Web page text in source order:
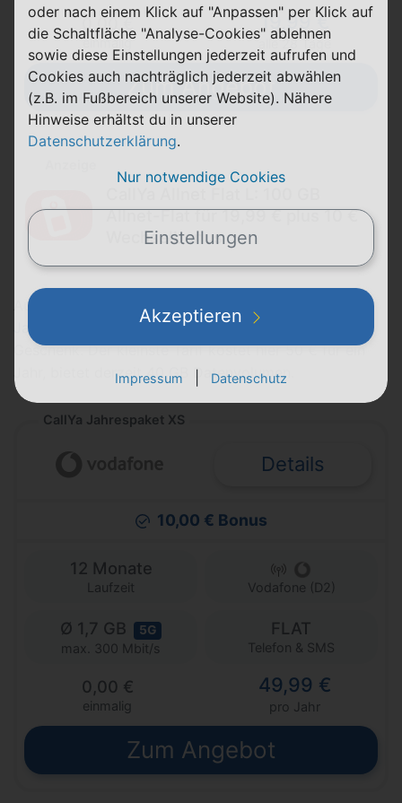
0,00 €
einmalig
19,99 €
alle 28 Tage
Zum Angebot
Allnet-Flat für 19,99 € plus 10 €
Wechselbonus
Außer Konkurrenz: Auch die aufgewerteten
Jahrestarife
profitieren von Vodafones 100-GB-
Geschenk. Der kleinste Tarif kostet hier 50 € für ein
Jahr, bietet derzeit 40 GB Datenvolumen.
CallYa Jahrespaket XS
Details
10,00 € Bonus
12 Monate
Laufzeit Vodafone (D2)
Ø 1,7 GB 5G
max. 300 Mbit/s
FLAT
Telefon & SMS
0,00 €
einmalig
49,99 €
pro Jahr
Zum Angebot
oder nach einem Klick auf "Anpassen" per Klick auf
die Schaltfläche "Analyse-Cookies" ablehnen
sowie diese Einstellungen jederzeit aufrufen und
Cookies auch nachträglich jederzeit abwählen
(z.B. im Fußbereich unserer Website). Nähere
Hinweise erhältst du in unserer
Datenschutzerklärung.
Nur notwendige Cookies
Einstellungen
Akzeptieren
Impressum Datenschutz